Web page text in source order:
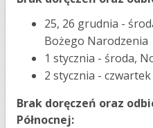
25, 26 grudnia -
Bożego Narodzenia
1 stycznia - środa,
2 stycznia - czwartek
Brak doręczeń oraz
Północnej: